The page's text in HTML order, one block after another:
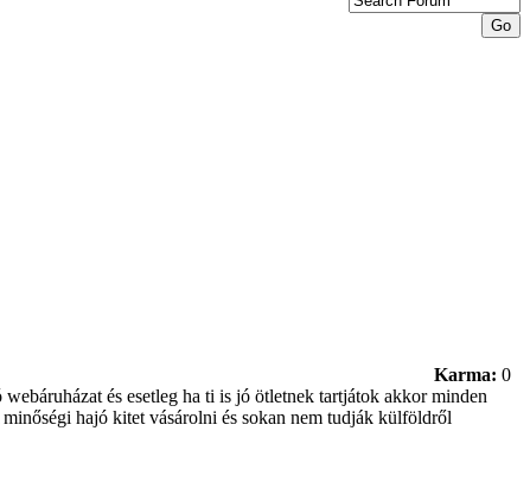
Karma: 0
és esetleg ha ti is jó ötletnek tartjátok akkor minden
hajó kitet vásárolni és sokan nem tudják külföldről